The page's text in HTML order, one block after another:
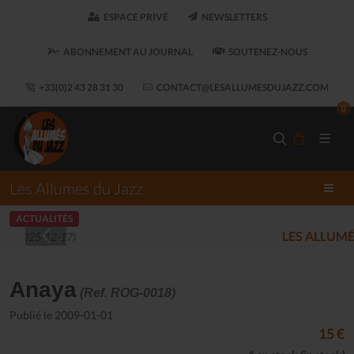
ESPACE PRIVÉ NEWSLETTERS
ABONNEMENT AU JOURNAL SOUTENEZ-NOUS
+33(0)2 43 28 31 30 CONTACT@LESALLUMESDUJAZZ.COM
0
Les Allumés du Jazz
ACTUALITÉS
LES ALLUMÉS DU JAZZ FONT SALON, LE
Anaya (Ref. ROG-0018)
Publié le 2009-01-01
15 €